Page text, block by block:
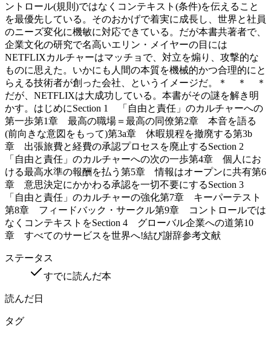
ントロール(規則)ではなくコンテキスト(条件)を伝えること
を最優先している。そのおかげで着実に成長し、世界と社員
のニーズ変化に機敏に対応できている。だが本書共著者で、
企業文化の研究で名高いエリン・メイヤーの目には
NETFLIXカルチャーはマッチョで、対立を煽り、攻撃的な
ものに思えた。いかにも人間の本質を機械的かつ合理的にと
らえる技術者が創った会社、というイメージだ。＊ ＊ ＊
だが、NETFLIXは大成功している。本書がその謎を解き明
かす。はじめにSection 1 「自由と責任」のカルチャーへの
第一歩第1章 最高の職場＝最高の同僚第2章 本音を語る
(前向きな意図をもって)第3a章 休暇規程を撤廃する第3b
章 出張旅費と経費の承認プロセスを廃止するSection 2
「自由と責任」のカルチャーへの次の一歩第4章 個人にお
ける最高水準の報酬を払う第5章 情報はオープンに共有第6
章 意思決定にかかわる承認を一切不要にするSection 3
「自由と責任」のカルチャーの強化第7章 キーパーテスト
第8章 フィードバック・サークル第9章 コントロールでは
なくコンテキストをSection 4 グローバル企業への道第10
章 すべてのサービスを世界へ!結び謝辞参考文献
ステータス
すでに読んだ本
読んだ日
タグ